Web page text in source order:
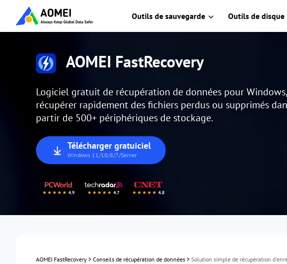
Outils de sauvegarde Outils de disque
AOMEI FastRecovery
Logiciel gratuit de récupération de données pour
récupérer rapidement des fichiers perdus ou supprimés
partir de 500+ périphériques de stockage.
Télécharger gratuiciel
Windows 11/10/8/7/Server
AOMEI FastRecovery > Conseils de récupération de données > Solution simple de récupération